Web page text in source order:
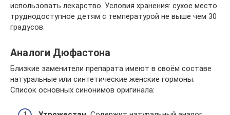
использовать лекарство. Условия хранения: сухое место
труднодоступное детям с температурой не выше чем 30
градусов.
Аналоги Дюфастона
Близкие заменители препарата имеют в своём составе
натуральные или синтетические женские гормоны.
Список основных синонимов оригинала: